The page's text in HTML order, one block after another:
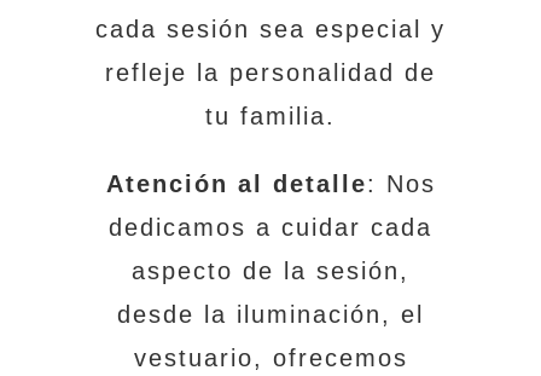
cada sesión sea especial y
refleje la personalidad de
tu familia.
Atención al detalle: Nos
dedicamos a cuidar cada
aspecto de la sesión,
desde la iluminación, el
vestuario, ofrecemos